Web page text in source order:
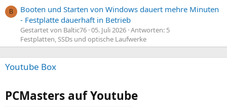
B
Booten und Starten von Windows dauert mehre Minuten
- Festplatte dauerhaft in Betrieb
Gestartet von Baltic76 05. Juli 2026 Antworten: 5
Festplatten, SSDs und optische Laufwerke
Youtube Box
PCMasters auf Youtube